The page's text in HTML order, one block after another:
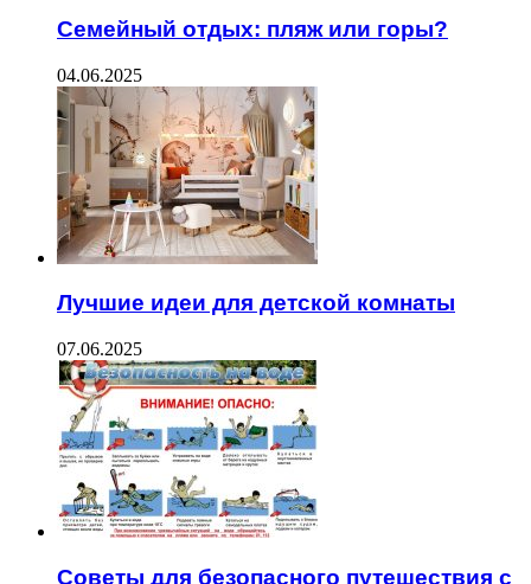
Семейный отдых: пляж или горы?
04.06.2025
Лучшие идеи для детской комнаты
07.06.2025
Советы для безопасного путешествия с